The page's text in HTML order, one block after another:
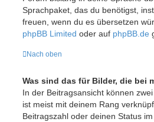
Sprachpaket, das du benötigst,
freuen, wenn du es übersetzen
phpBB Limited oder auf phpBB.de
Nach oben
Was sind das für Bilder, die bei
In der Beitragsansicht können
ist meist mit deinem Rang
Beitragszahl oder deinen Status